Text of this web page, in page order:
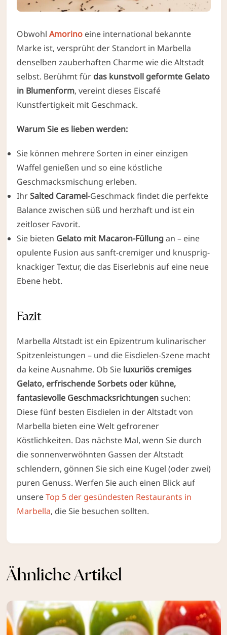
Obwohl Amorinoeine international bekannte
Marke ist, versprüht der Standort in Marbella
denselben zauberhaften Charme wie die Altstadt
selbst. Berühmt für das kunstvoll geformte Gelato
in Blumenform, vereint dieses Eiscafé
Kunstfertigkeit mit Geschmack.
Warum Sie es lieben werden:
Sie können mehrere Sorten in einer einzigen
Waffel genießen und so eine köstliche
Geschmacksmischung erleben.
IhrSalted Caramel-Geschmack findet die perfekte
Balance zwischen süß und herzhaft und ist ein
zeitloser Favorit.
Sie bieten Gelato mit Macaron-Füllungan – eine
opulente Fusion aus sanft-cremiger und knusprig-
knackiger Textur, die das Eiserlebnis auf eine neue
Ebene hebt.
Fazit
Marbella Altstadt ist ein Epizentrum kulinarischer
Spitzenleistungen – und die Eisdielen-Szene macht
da keine Ausnahme. Ob Sie luxuriös cremiges
Gelato, erfrischende Sorbets oder kühne,
fantasievolle Geschmacksrichtungensuchen:
Diese fünf besten Eisdielen in der Altstadt von
Marbella bieten eine Welt gefrorener
Köstlichkeiten. Das nächste Mal, wenn Sie durch
die sonnenverwöhnten Gassen der Altstadt
schlendern, gönnen Sie sich eine Kugel (oder zwei)
puren Genuss. Werfen Sie auch einen Blick auf
unsereTop 5 der gesündesten Restaurants in
Marbella, die Sie besuchen sollten.
Ähnliche Artikel